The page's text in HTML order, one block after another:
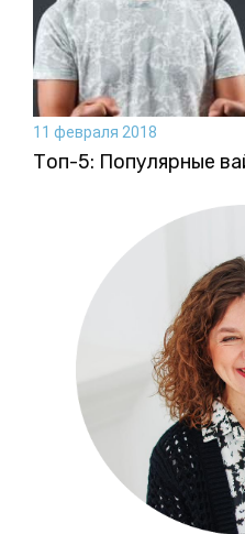
11 февраля 2018
Топ-5: Популярные